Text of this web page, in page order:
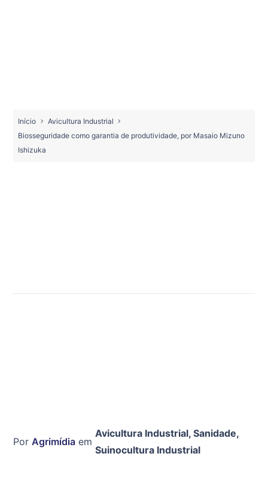
Início
Avicultura Industrial
Biosseguridade como garantia de produtividade, por Masaio Mizuno
Ishizuka
Por Agrimídia em
Avicultura Industrial, Sanidade,
Suinocultura Industrial